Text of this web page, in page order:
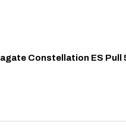
Constellation ES Pull